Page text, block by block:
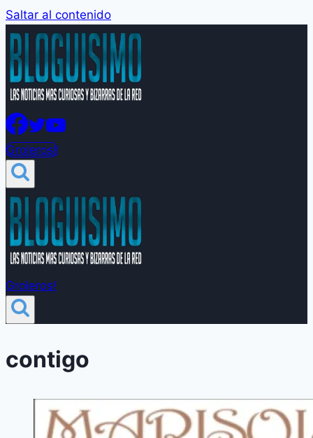
Saltar al contenido
Groleros!
Groleros!
contigo